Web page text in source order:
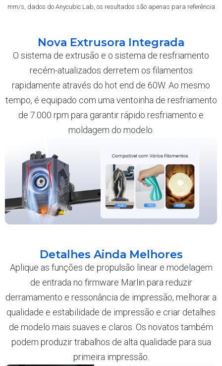
mm/s, dados do Anycubic Lab, os resultados são apenas para referência
Nova Extrusora Integrada
O sistema de extrusão e o sistema de resfriamento
recém-atualizados derretem os filamentos
rapidamente através do hot end de 60W. Ao mesmo
tempo, é equipado com uma ventoinha de resfriamento
de 7.000 rpm para garantir rápido resfriamento e
moldagem do modelo.
Detalhes Ainda Melhores
Aplique as funções de propulsão linear e modelagem
de entrada no firmware Marlin para reduzir
derramamento e ressonância de impressão, melhorar a
qualidade e estabilidade de impressão e criar detalhes
de modelo mais suaves e claros. Os novatos também
podem produzir trabalhos de alta qualidade para sua
primeira impressão.